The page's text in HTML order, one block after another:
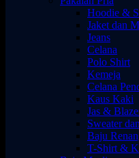
Hoodie &
Jaket dan
Jeans
Celana
Polo Shirt
Kemeja
Celana
Kaus Kaki
Jas &
Sweater
Baju
T-Shirt &